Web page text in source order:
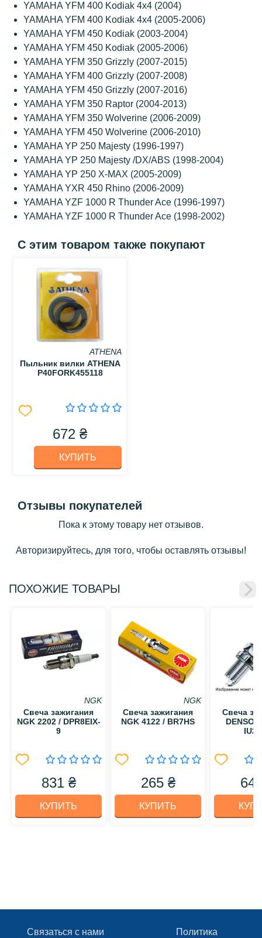
YAMAHA YFM 400 Kodiak 4x4 (2004)
YAMAHA YFM 400 Kodiak 4x4 (2005-2006)
YAMAHA YFM 450 Kodiak (2003-2004)
YAMAHA YFM 450 Kodiak (2005-2006)
YAMAHA YFM 350 Grizzly (2007-2015)
YAMAHA YFM 400 Grizzly (2007-2008)
YAMAHA YFM 450 Grizzly (2007-2016)
YAMAHA YFM 350 Raptor (2004-2013)
YAMAHA YFM 350 Wolverine (2006-2009)
YAMAHA YFM 450 Wolverine (2006-2010)
YAMAHA YP 250 Majesty (1996-1997)
YAMAHA YP 250 Majesty /DX/ABS (1998-2004)
YAMAHA YP 250 X-MAX (2005-2009)
YAMAHA YXR 450 Rhino (2006-2009)
YAMAHA YZF 1000 R Thunder Ace (1996-1997)
YAMAHA YZF 1000 R Thunder Ace (1998-2002)
С этим товаром также покупают
ATHENA
Пыльник вилки ATHENA
P40FORK455118
672 ₴
КУПИТЬ
Отзывы покупателей
Пока к этому товару нет отзывов.
Авторизируйтесь, для того, чтобы оставлять отзывы!
ПОХОЖИЕ ТОВАРЫ
NGK
Свеча зажигания
NGK 2202 / DPR8EIX-
9
831 ₴
КУПИТЬ
NGK
Свеча зажигания
NGK 4122 / BR7HS
265 ₴
КУПИТЬ
Свеча
DENSO
Связаться с нами Политика